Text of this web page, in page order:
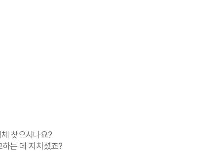
찾으시나요?
는 데 지치셨죠?